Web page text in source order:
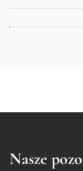
Nasze